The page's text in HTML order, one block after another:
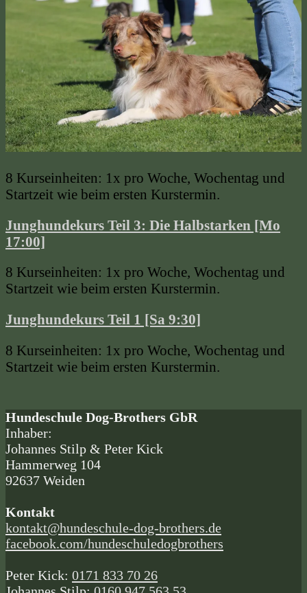
8 Kurseinheiten: 1x pro Woche, Wochentag und
Startzeit wie beim ersten Kurstermin.
Junghundekurs Teil 3: Die Halbstarken [Mo
17:00]
8 Kurseinheiten: 1x pro Woche, Wochentag und
Startzeit wie beim ersten Kurstermin.
Junghundekurs Teil 1 [Sa 9:30]
8 Kurseinheiten: 1x pro Woche, Wochentag und
Startzeit wie beim ersten Kurstermin.
Hundeschule Dog-Brothers GbR
Inhaber:
Johannes Stilp & Peter Kick
Hammerweg 104
92637 Weiden
Kontakt
kontakt@hundeschule-dog-brothers.de
facebook.com/hundeschuledogbrothers
Peter Kick: 0171 833 70 26